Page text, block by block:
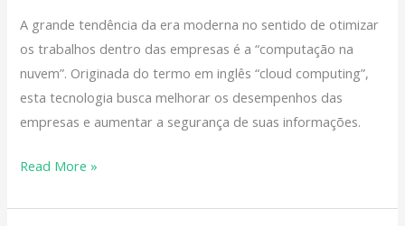
A grande tendência da era moderna no sentido de otimizar
os trabalhos dentro das empresas é a “computação na
nuvem”. Originada do termo em inglês “cloud computing”,
esta tecnologia busca melhorar os desempenhos das
empresas e aumentar a segurança de suas informações.
Read More »